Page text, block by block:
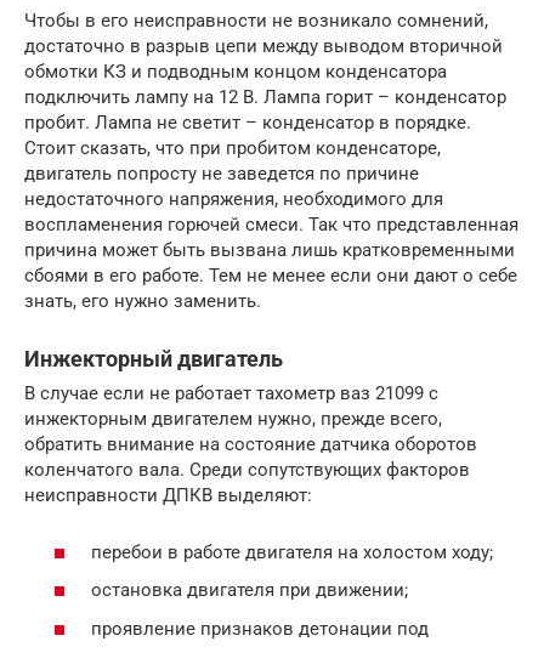
Чтобы в его неисправности не возникало сомнений,
достаточно в разрыв цепи между выводом вторичной
обмотки КЗ и подводным концом конденсатора
подключить лампу на 12 В. Лампа горит – конденсатор
пробит. Лампа не светит – конденсатор в порядке.
Стоит сказать, что при пробитом конденсаторе,
двигатель попросту не заведется по причине
недостаточного напряжения, необходимого для
воспламенения горючей смеси. Так что представленная
причина может быть вызвана лишь кратковременными
сбоями в его работе. Тем не менее если они дают о себе
знать, его нужно заменить.
Инжекторный двигатель
В случае если не работает тахометр ваз 21099 с
инжекторным двигателем нужно, прежде всего,
обратить внимание на состояние датчика оборотов
коленчатого вала. Среди сопутствующих факторов
неисправности ДПКВ выделяют:
перебои в работе двигателя на холостом ходу;
остановка двигателя при движении;
проявление признаков детонации под